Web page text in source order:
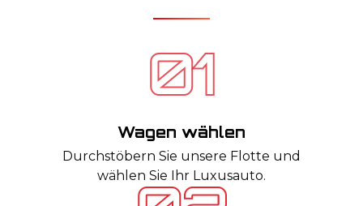
Wagen wählen
Durchstöbern Sie unsere Flotte und
wählen Sie Ihr Luxusauto.